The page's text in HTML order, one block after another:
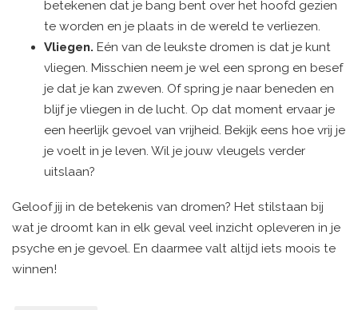
betekenen dat je bang bent over het hoofd gezien
te worden en je plaats in de wereld te verliezen.
Vliegen. Eén van de leukste dromen is dat je kunt
vliegen. Misschien neem je wel een sprong en besef
je dat je kan zweven. Of spring je naar beneden en
blijf je vliegen in de lucht. Op dat moment ervaar je
een heerlijk gevoel van vrijheid. Bekijk eens hoe vrij je
je voelt in je leven. Wil je jouw vleugels verder
uitslaan?
Geloof jij in de betekenis van dromen? Het stilstaan bij
wat je droomt kan in elk geval veel inzicht opleveren in je
psyche en je gevoel. En daarmee valt altijd iets moois te
winnen!